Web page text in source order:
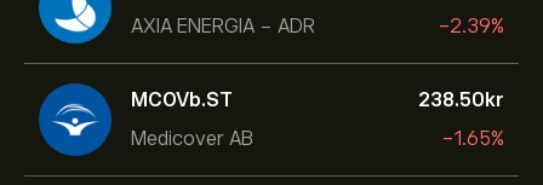
AXIA ENERGIA - ADR
-2.39%
MCOVb.ST
Medicover AB
238.50‎kr‎
-1.65%